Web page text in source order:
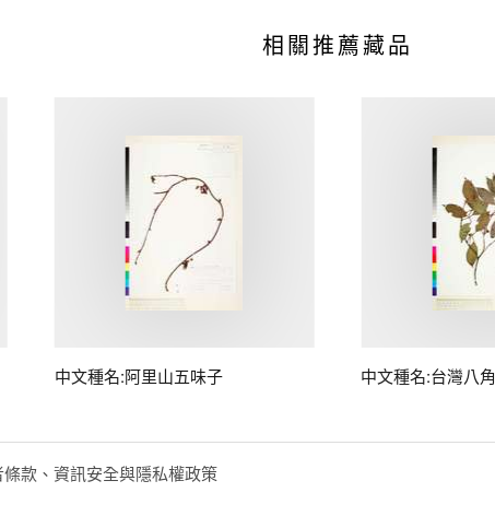
相關推薦藏品
中文種名:阿里山五味子 中文種名:台灣八角
款、資訊安全與隱私權政策